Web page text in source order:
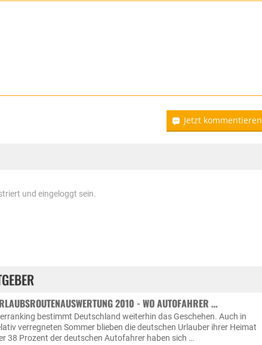
Jetzt kommentieren
und eingeloggt sein.
2010 - WO AUTOFAHRER …
bestimmt Deutschland weiterhin das Geschehen. Auch in
verregneten Sommer blieben die deutschen Urlauber ihrer Heimat
38 Prozent der deutschen Autofahrer haben sich …